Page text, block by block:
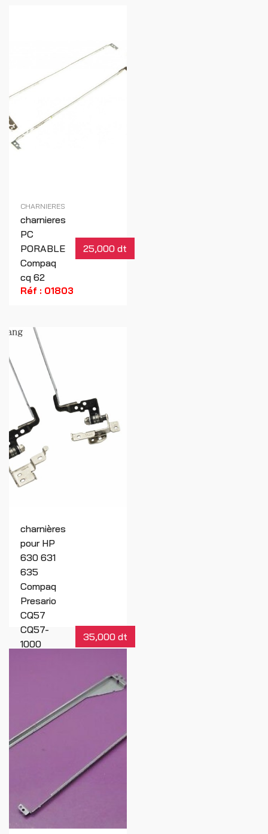
CHARNIERES
charnieres
PC
PORABLE
Compaq
cq 62
25,000 dt
Réf : 01803
charnières
pour HP
630 631
635
Compaq
Presario
CQ57
CQ57-
1000
charnière 1
(gauche
et droite)
35,000 dt